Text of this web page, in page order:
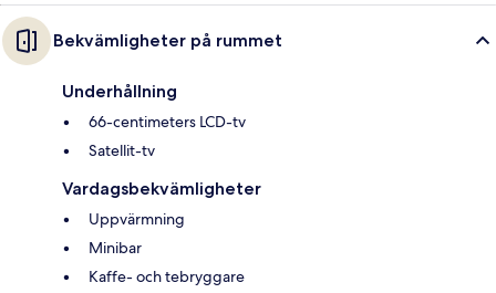
Bekvämligheter på rummet
Underhållning
66-centimeters LCD-tv
Satellit-tv
Vardagsbekvämligheter
Uppvärmning
Minibar
Kaffe- och tebryggare